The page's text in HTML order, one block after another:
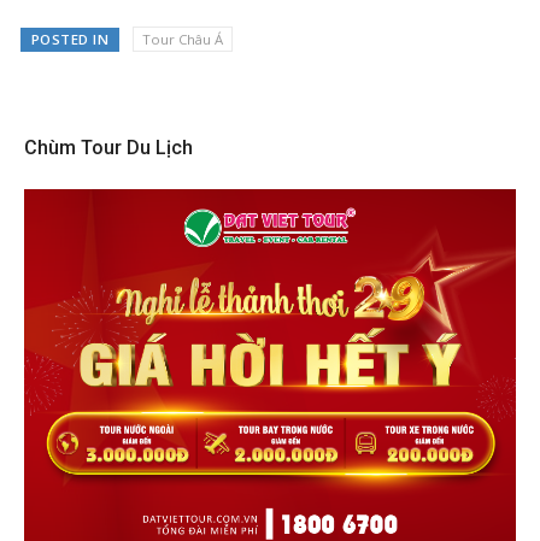
POSTED IN Tour Châu Á
Chùm Tour Du Lịch